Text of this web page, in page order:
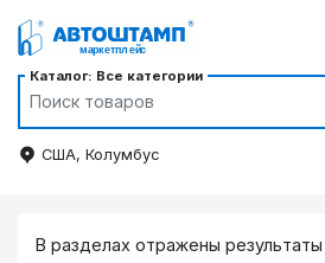
Каталог: Все категории
США, Колумбус
В разделах отражены результаты